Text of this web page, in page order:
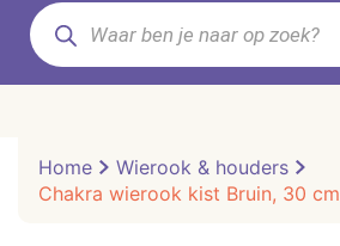
Producten
zoeken
Home
Wierook & houders
Chakra wierook kist Bruin, 30 cm